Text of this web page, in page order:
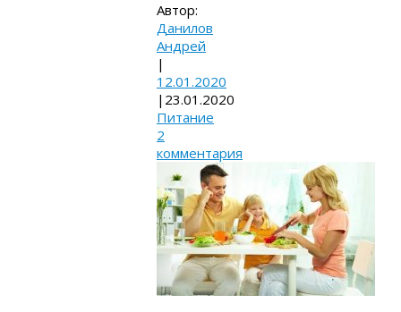
Автор:
Данилов
Андрей
|
12.01.2020
| 23.01.2020
Питание
2
комментария